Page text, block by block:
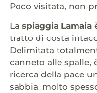
Poco visitata, non
La spiaggia Lamaia
tratto di costa
Delimitata
canneto alle spalle,
ricerca della pace
sabbia, molto